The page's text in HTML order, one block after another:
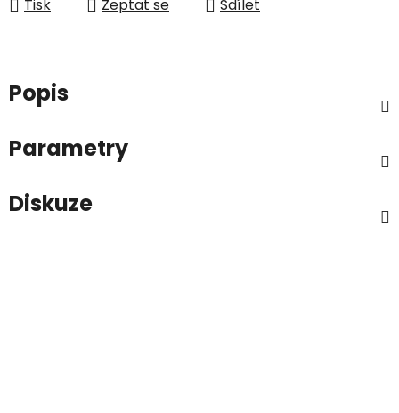
Tisk Zeptat se Sdílet
Popis
Parametry
Diskuze